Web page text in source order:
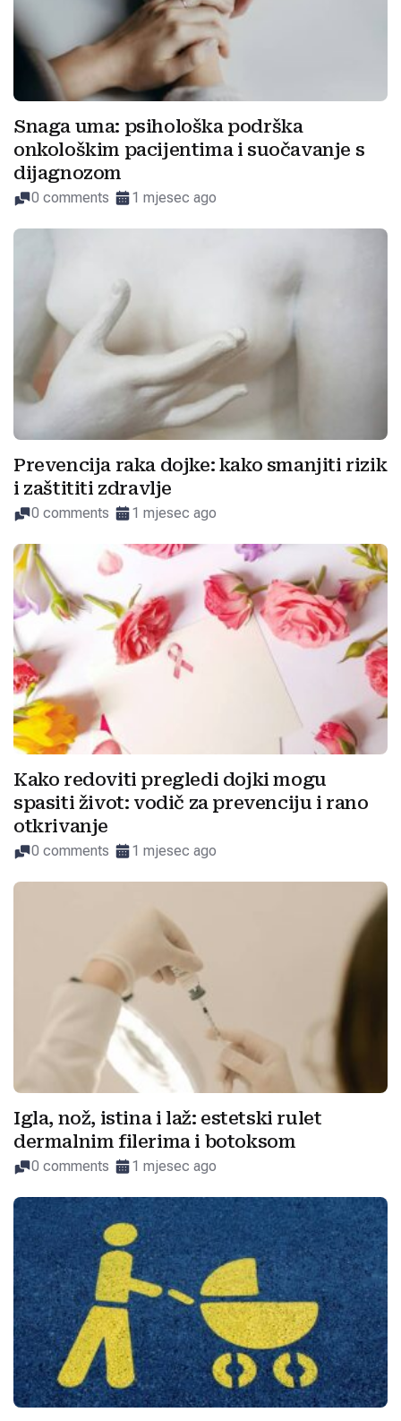
Snaga uma: psihološka podrška
onkološkim pacijentima i suočavanje s
dijagnozom
0 comments 1 mjesec ago
Prevencija raka dojke: kako smanjiti rizik
i zaštititi zdravlje
0 comments 1 mjesec ago
Kako redoviti pregledi dojki mogu
spasiti život: vodič za prevenciju i rano
otkrivanje
0 comments 1 mjesec ago
Igla, nož, istina i laž: estetski rulet
dermalnim filerima i botoksom
0 comments 1 mjesec ago